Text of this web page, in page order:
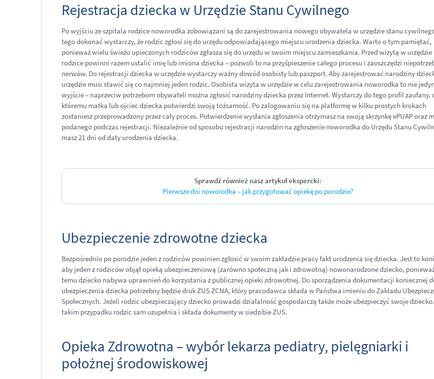
Rejestracja dziecka w Urzędzie Stanu Cywilnego
Po wyjściu ze szpitala rodzice noworodka zobowiązani są do zarejestrowania nowego obywatela w urzędzie stanu
tego dokonać wystarczy, że rodzic zgłosi się do urzędu odpowiadającego miejscu urodzenia dziecka. Warto o tym pamiętać,
ponieważ wielu świeżo upieczonych rodziców zgłasza się do urzędu w swoim miejscu zamieszkania. Przed wizytą w urzędzie
rodzice powinni razem ustalić imię lub imiona dziecka – pozwoli to na przyśpieszenie całego procesu i zaoszczędzi
nerwów. Do rejestracji dziecka w urzędzie wystarczy ważny dowód osobisty lub paszport. Aby zarejestrować narodziny
urzędzie musi stawić się co najmniej jeden rodzic. Osobista wizyta w urzędzie w celu zarejestrowania noworodka to nie
wyjście – naprzeciw potrzebom obywateli można zgłosić narodziny dziecka przez Internet. Wystarczy do tego profil zaufany,
któremu matka lub ojciec dziecka potwierdzi swoją tożsamość. Po zalogowaniu się na platformę w kilku prostych krokach
zostaniesz przeprowadzony przez cały proces. Potwierdzenie wysłania zgłoszenia otrzymasz na swoją skrzynkę ePUAP oraz
podanego podczas rejestracji. Niezależnie od sposobu rejestracji narodzin na zgłoszenie noworodka do Urzędu Stanu
masz 21 dni od daty urodzenia dziecka.
Sprawdź również nasz artykuł ekspercki:
Pierwsze dni noworodka – jak przygotować opiekę po porodzie?
Ubezpieczenie zdrowotne dziecka
Bezpośrednio po porodzie jeden z rodziców powinien zgłosić w swoim zakładzie pracy fakt urodzenia się dziecka. Jest to
aby jeden z rodziców objął opieką ubezpieczeniową (zarówno społeczną jak i zdrowotną) nowonarodzone dziecko,
temu dziecko nabywa uprawnień do korzystania z publicznej opieki zdrowotnej. Do sporządzenia dokumentacji koniecznej
ubezpieczenia dziecka potrzebny będzie druk ZUS ZCNA, który pracodawca składa w Państwa imieniu do Zakładu
Społecznych. Jeżeli rodzic ubezpieczający dziecko prowadzi działalność gospodarczą także może ubezpieczyć swoje
takim przypadku rodzic sam uzupełnia i składa dokumenty w siedzibie ZUS.
Opieka Zdrowotna – wybór lekarza pediatry, pielęgniarki i
położnej środowiskowej